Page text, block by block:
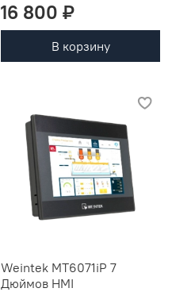
16 800 ₽
В корзину
Weintek MT6071iP 7
Дюймов HMI